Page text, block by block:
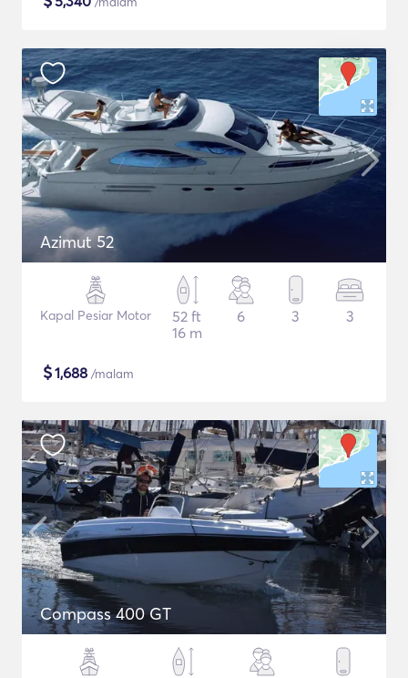
Azimut 52
Kapal Pesiar Motor
52 ft
16 m
6 3 3
$1,688 /malam
Compass 400 GT